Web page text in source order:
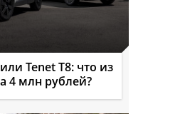
Tenet T8: что из
4 млн рублей?